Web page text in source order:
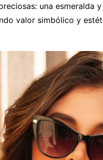
una esmeralda
valor simbólico y